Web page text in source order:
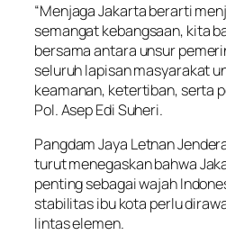
“Menjaga Jakarta berarti
semangat kebangsaan, kita
bersama antara unsur
seluruh lapisan masyarakat
keamanan, ketertiban, serta
Pol. Asep Edi Suheri.
Pangdam Jaya Letnan
turut menegaskan bahwa
penting sebagai wajah
stabilitas ibu kota perlu
lintas elemen.